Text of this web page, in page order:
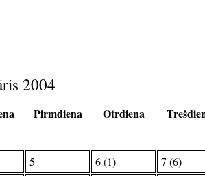
2004
Pirmdiena Otrdiena
5 6 (1)
7 (6)